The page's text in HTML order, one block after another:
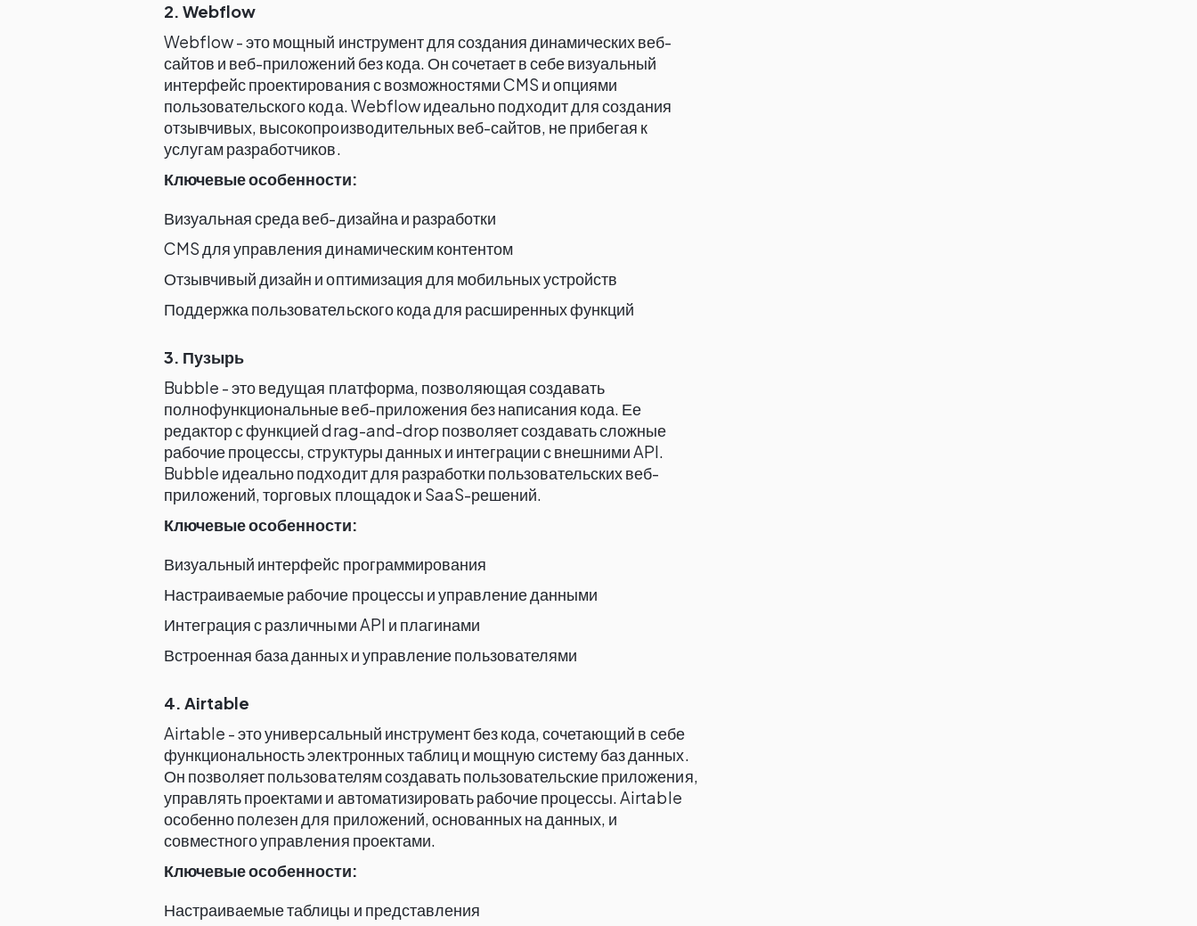
2. Webflow
Webflow - это мощный инструмент для создания динамических веб-
сайтов и веб-приложений без кода. Он сочетает в себе визуальный
интерфейс проектирования с возможностями CMS и опциями
пользовательского кода. Webflow идеально подходит для создания
отзывчивых, высокопроизводительных веб-сайтов, не прибегая к
услугам разработчиков.
Ключевые особенности:
Визуальная среда веб-дизайна и разработки
CMS для управления динамическим контентом
Отзывчивый дизайн и оптимизация для мобильных устройств
Поддержка пользовательского кода для расширенных функций
3. Пузырь
Bubble - это ведущая платформа, позволяющая создавать
полнофункциональные веб-приложения без написания кода. Ее
редактор с функцией drag-and-drop позволяет создавать сложные
рабочие процессы, структуры данных и интеграции с внешними API.
Bubble идеально подходит для разработки пользовательских веб-
приложений, торговых площадок и SaaS-решений.
Ключевые особенности:
Визуальный интерфейс программирования
Настраиваемые рабочие процессы и управление данными
Интеграция с различными API и плагинами
Встроенная база данных и управление пользователями
4. Airtable
Airtable - это универсальный инструмент без кода, сочетающий в себе
функциональность электронных таблиц и мощную систему баз данных.
Он позволяет пользователям создавать пользовательские приложения,
управлять проектами и автоматизировать рабочие процессы. Airtable
особенно полезен для приложений, основанных на данных, и
совместного управления проектами.
Ключевые особенности:
Настраиваемые таблицы и представления